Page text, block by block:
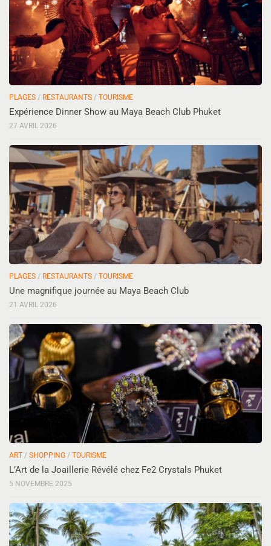
PLAGES / RESTAURANTS / TOURISME
Expérience Dinner Show au Maya Beach Club Phuket
27 AVRIL 2026
PLAGES / RESTAURANTS / TOURISME
Une magnifique journée au Maya Beach Club
21 AVRIL 2026
ART / SHOPPING / TOURISME
L’Art de la Joaillerie Révélé chez Fe2 Crystals Phuket
5 NOVEMBRE 2025